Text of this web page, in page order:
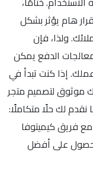
هام يؤثر بشكل
ولذا، فإن
الدفع يمكن
إذا كنت تبدأ في
موثوق لتصميم متجر
لك حلًا متكاملًا:
مع فريق كيميتوفا
على أفضل